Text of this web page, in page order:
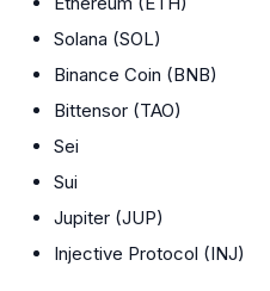
Solana (SOL)
Binance Coin (BNB)
Bittensor (TAO)
Sei
Sui
Jupiter (JUP)
Injective Protocol (INJ)